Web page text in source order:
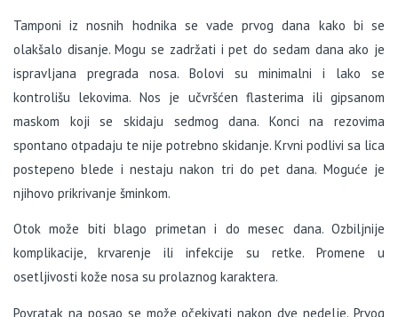
Tamponi iz nosnih hodnika se vade prvog dana kako bi se
olakšalo disanje. Mogu se zadržati i pet do sedam dana ako je
ispravljana pregrada nosa. Bolovi su minimalni i lako se
kontrolišu lekovima. Nos je učvršćen flasterima ili gipsanom
maskom koji se skidaju sedmog dana. Konci na rezovima
spontano otpadaju te nije potrebno skidanje. Krvni podlivi sa lica
postepeno blede i nestaju nakon tri do pet dana. Moguće je
njihovo prikrivanje šminkom.
Otok može biti blago primetan i do mesec dana. Ozbiljnije
komplikacije, krvarenje ili infekcije su retke. Promene u
osetljivosti kože nosa su prolaznog karaktera.
Povratak na posao se može očekivati nakon dve nedelje. Prvog